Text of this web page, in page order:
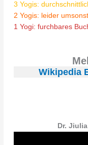
3 Yogis:
2 Yogis: leider
1 Yogi: furchbares
Wikipedia
Dr.